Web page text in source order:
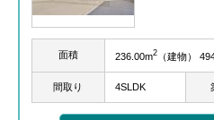
面積 236.00m2（建物）
間取り 4SLDK